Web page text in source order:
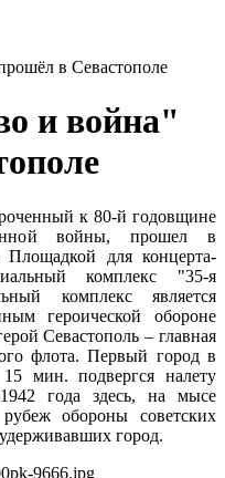
в Севастополе
и война"
к 80-й годовщине
войны, прошел в
для концерта-
комплекс "35-я
комплекс является
героической обороне
Севастополь – главная
флота. Первый город в
мин. подвергся налету
года здесь, на мысе
обороны советских
город.